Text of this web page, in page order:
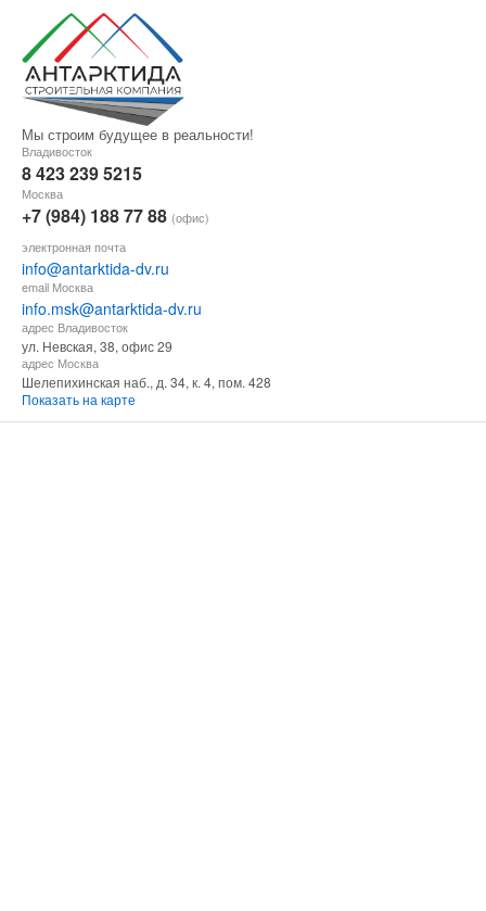
Мы строим будущее в реальности!
Владивосток
8 423 239 5215
Москва
+7 (984) 188 77 88 (офис)
электронная почта
info@antarktida-dv.ru
email Москва
info.msk@antarktida-dv.ru
адрес Владивосток
ул. Невская, 38, офис 29
адрес Москва
Шелепихинская наб., д. 34, к. 4, пом. 428
Показать на карте